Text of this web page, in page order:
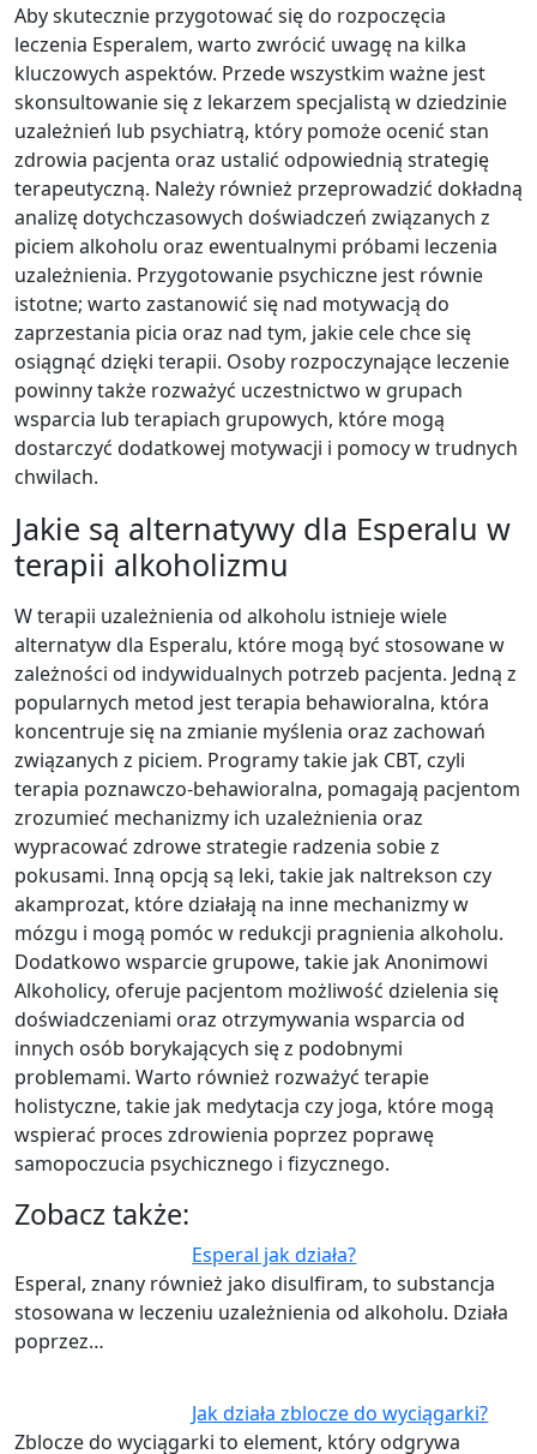
Aby skutecznie przygotować się do rozpoczęcia
leczenia Esperalem, warto zwrócić uwagę na kilka
kluczowych aspektów. Przede wszystkim ważne jest
skonsultowanie się z lekarzem specjalistą w dziedzinie
uzależnień lub psychiatrą, który pomoże ocenić stan
zdrowia pacjenta oraz ustalić odpowiednią strategię
terapeutyczną. Należy również przeprowadzić dokładną
analizę dotychczasowych doświadczeń związanych z
piciem alkoholu oraz ewentualnymi próbami leczenia
uzależnienia. Przygotowanie psychiczne jest równie
istotne; warto zastanowić się nad motywacją do
zaprzestania picia oraz nad tym, jakie cele chce się
osiągnąć dzięki terapii. Osoby rozpoczynające leczenie
powinny także rozważyć uczestnictwo w grupach
wsparcia lub terapiach grupowych, które mogą
dostarczyć dodatkowej motywacji i pomocy w trudnych
chwilach.
Jakie są alternatywy dla Esperalu w
terapii alkoholizmu
W terapii uzależnienia od alkoholu istnieje wiele
alternatyw dla Esperalu, które mogą być stosowane w
zależności od indywidualnych potrzeb pacjenta. Jedną z
popularnych metod jest terapia behawioralna, która
koncentruje się na zmianie myślenia oraz zachowań
związanych z piciem. Programy takie jak CBT, czyli
terapia poznawczo-behawioralna, pomagają pacjentom
zrozumieć mechanizmy ich uzależnienia oraz
wypracować zdrowe strategie radzenia sobie z
pokusami. Inną opcją są leki, takie jak naltrekson czy
akamprozat, które działają na inne mechanizmy w
mózgu i mogą pomóc w redukcji pragnienia alkoholu.
Dodatkowo wsparcie grupowe, takie jak Anonimowi
Alkoholicy, oferuje pacjentom możliwość dzielenia się
doświadczeniami oraz otrzymywania wsparcia od
innych osób borykających się z podobnymi
problemami. Warto również rozważyć terapie
holistyczne, takie jak medytacja czy joga, które mogą
wspierać proces zdrowienia poprzez poprawę
samopoczucia psychicznego i fizycznego.
Zobacz także:
Esperal jak działa?
Esperal, znany również jako disulfiram, to substancja
stosowana w leczeniu uzależnienia od alkoholu. Działa
poprzez…
Jak działa zblocze do wyciągarki?
Zblocze do wyciągarki to element, który odgrywa